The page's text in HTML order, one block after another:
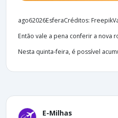
ago62026EsferaCréditos:
Então vale a pena conferir a nova
Nesta quinta-feira, é possível
E-Milhas